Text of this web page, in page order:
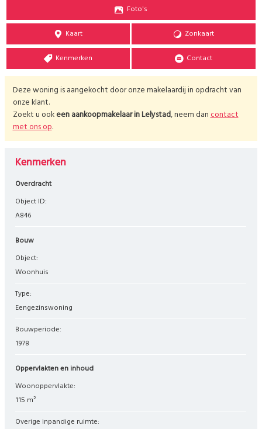
Foto's
Kaart Zonkaart
Kenmerken Contact
Deze woning is aangekocht door onze makelaardij in opdracht van
onze klant.
Zoekt u ookeen aankoopmakelaar inLelystad, neem dancontact
met ons op.
Kenmerken
Overdracht
Object ID:
A846
Bouw
Object:
woonhuis
Type:
eengezinswoning
Bouwperiode:
1978
Oppervlakten en inhoud
Woonoppervlakte:
115 m²
Overige inpandige ruimte: